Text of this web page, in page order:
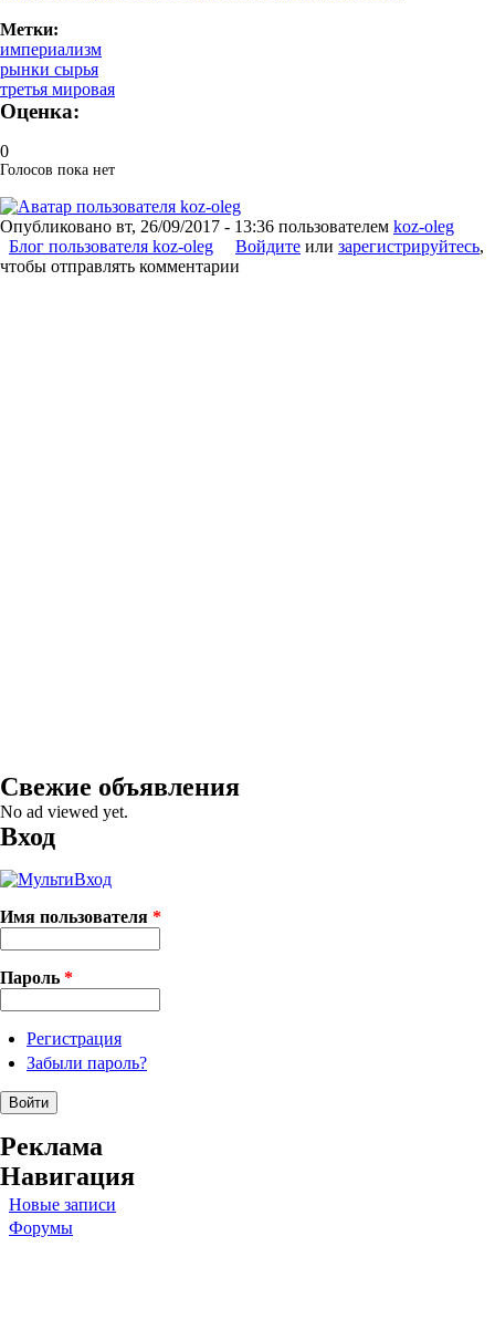
Метки:
империализм
рынки сырья
третья мировая
Оценка:
0
Голосов пока нет
Опубликовано вт, 26/09/2017 - 13:36 пользователем koz-oleg
Блог пользователя koz-oleg
Войдите или зарегистрируйтесь,
чтобы отправлять комментарии
Свежие объявления
No ad viewed yet.
Вход
Имя пользователя *
Пароль *
Регистрация
Забыли пароль?
Реклама
Навигация
Новые записи
Форумы